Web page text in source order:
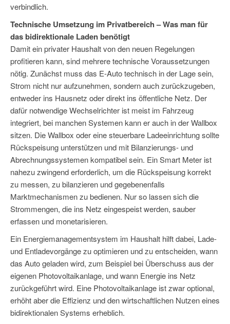
verbindlich.
Technische Umsetzung im Privatbereich – Was man für
das bidirektionale Laden benötigt
Damit ein privater Haushalt von den neuen Regelungen
profitieren kann, sind mehrere technische Voraussetzungen
nötig. Zunächst muss das E-Auto technisch in der Lage sein,
Strom nicht nur aufzunehmen, sondern auch zurückzugeben,
entweder ins Hausnetz oder direkt ins öffentliche Netz. Der
dafür notwendige Wechselrichter ist meist im Fahrzeug
integriert, bei manchen Systemen kann er auch in der Wallbox
sitzen. Die Wallbox oder eine steuerbare Ladeeinrichtung sollte
Rückspeisung unterstützen und mit Bilanzierungs- und
Abrechnungssystemen kompatibel sein. Ein Smart Meter ist
nahezu zwingend erforderlich, um die Rückspeisung korrekt
zu messen, zu bilanzieren und gegebenenfalls
Marktmechanismen zu bedienen. Nur so lassen sich die
Strommengen, die ins Netz eingespeist werden, sauber
erfassen und monetarisieren.
Ein Energiemanagementsystem im Haushalt hilft dabei, Lade-
und Entladevorgänge zu optimieren und zu entscheiden, wann
das Auto geladen wird, zum Beispiel bei Überschuss aus der
eigenen Photovoltaikanlage, und wann Energie ins Netz
zurückgeführt wird. Eine Photovoltaikanlage ist zwar optional,
erhöht aber die Effizienz und den wirtschaftlichen Nutzen eines
bidirektionalen Systems erheblich.